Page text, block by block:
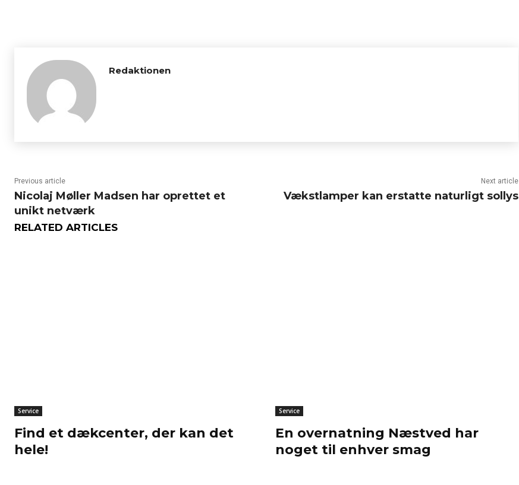
Redaktionen
Previous article
Nicolaj Møller Madsen har oprettet et
unikt netværk
Next article
Vækstlamper kan erstatte naturligt sollys
RELATED ARTICLES
Service
Find et dækcenter, der kan det
hele!
Service
En overnatning Næstved har
noget til enhver smag